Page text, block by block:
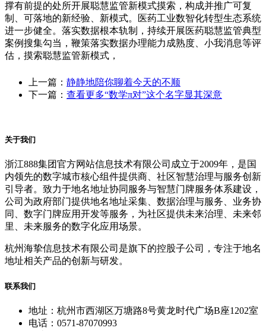
撑有前提的处所开展聪慧监管新模式摸索，构成并推广可复
制、可落地的新经验、新模式。医药工业数智化转型生态系统
进一步健全。落实数据根本轨制，持续开展医药聪慧监管典型
案例搜集勾当，鞭策落实数据办理能力成熟度、小我消息等评
估，摸索聪慧监管新模式，
上一篇： 静静地陪你聊着今天的不顺
下一篇： 查看更多“数学π对”这个名字显其深意
关于我们
浙江888集团官方网站信息技术有限公司成立于2009年，是国
内领先的数字城市核心组件提供商、社区智慧治理与服务创新
引导者。致力于地名地址协同服务与智慧门牌服务体系建设，
公司为政府部门提供地名地址采集、数据治理与服务、业务协
同、数字门牌应用开发等服务，为社区提供未来治理、未来邻
里、未来服务的数字化应用场景。
杭州海挚信息技术有限公司是旗下的控股子公司，专注于地名
地址相关产品的创新与研发。
联系我们
地址：杭州市西湖区万塘路8号黄龙时代广场B座1202室
电话：0571-87070993